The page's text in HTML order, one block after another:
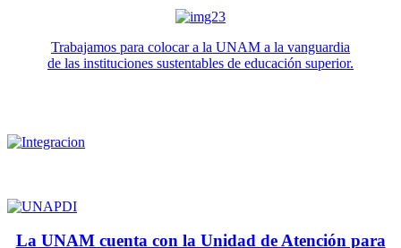
Trabajamos para colocar a la UNAM a la vanguardia
de las instituciones sustentables de educación superior.
La UNAM cuenta con la Unidad de Atención para